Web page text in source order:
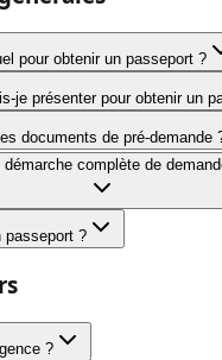
pour obtenir un passeport ?
je présenter pour obtenir un
documents de pré-demande
complète de
passeport ?
?